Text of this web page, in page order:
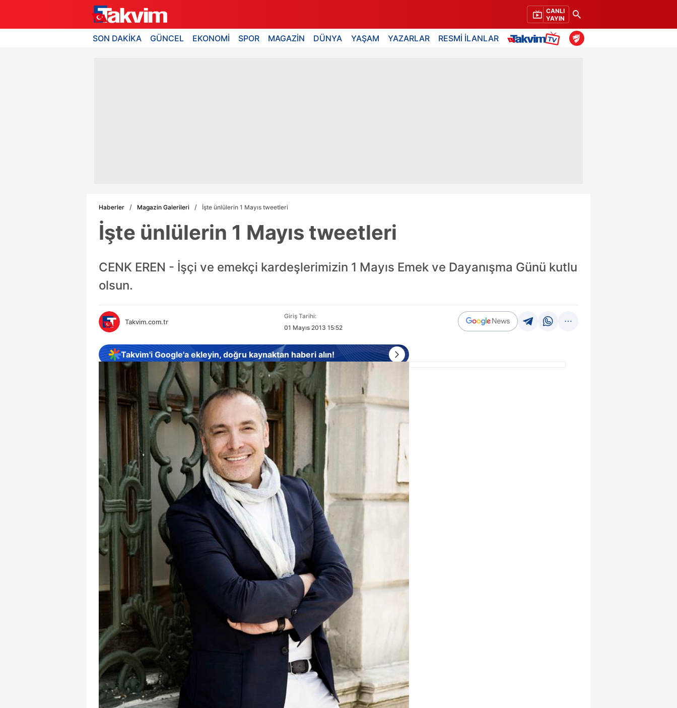
CANLI
YAYIN
SON DAKİKA GÜNCEL EKONOMİ SPOR MAGAZİN DÜNYA YAŞAM YAZARLAR RESMİ İLANLAR
Haberler Magazin Galerileri İşte ünlülerin 1 Mayıs tweetleri
İşte ünlülerin 1 Mayıs tweetleri
CENK EREN - İşçi ve emekçi kardeşlerimizin 1 Mayıs Emek ve Dayanışma Günü kutlu
olsun.
Takvim.com.tr
Giriş Tarihi:
01 Mayıs 2013 15:52
Takvim'i Google'a ekleyin, doğru kaynaktan haberi alın!